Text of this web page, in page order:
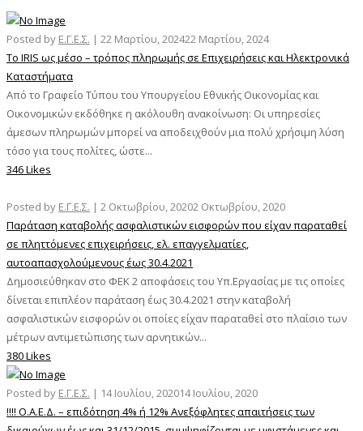
Posted by Ε.Γ.Ε.Σ. | 22 Μαρτίου, 202422 Μαρτίου, 2024
Το IRIS ως μέσο – τρόπος πληρωμής σε Επιχειρήσεις και Ηλεκτρονικά
Καταστήματα
Από το Γραφείο Τύπου του Υπουργείου Εθνικής Οικονομίας και
Οικονομικών εκδόθηκε η ακόλουθη ανακοίνωση: Οι υπηρεσίες
άμεσων πληρωμών μπορεί να αποδειχθούν μια πολύ χρήσιμη λύση
τόσο για τους πολίτες, ώστε...
346 Likes
Posted by Ε.Γ.Ε.Σ. | 2 Οκτωβρίου, 20202 Οκτωβρίου, 2020
Παράταση καταβολής ασφαλιστικών εισφορών που είχαν παραταθεί
σε πληττόμενες επιχειρήσεις, ελ. επαγγελματίες,
αυτοαπασχολούμενους έως 30.4.2021
Δημοσιεύθηκαν στο ΦΕΚ 2 αποφάσεις του Υπ.Εργασίας με τις οποίες
δίνεται επιπλέον παράταση έως 30.4.2021 στην καταβολή
ασφαλιστικών εισφορών οι οποίες είχαν παραταθεί στο πλαίσιο των
μέτρων αντιμετώπισης των αρνητικών...
380 Likes
Posted by Ε.Γ.Ε.Σ. | 14 Ιουλίου, 202014 Ιουλίου, 2020
!!!! Ο.Α.Ε.Δ. – επιδότηση 4% ή 12% Ανεξόφλητες απαιτήσεις των